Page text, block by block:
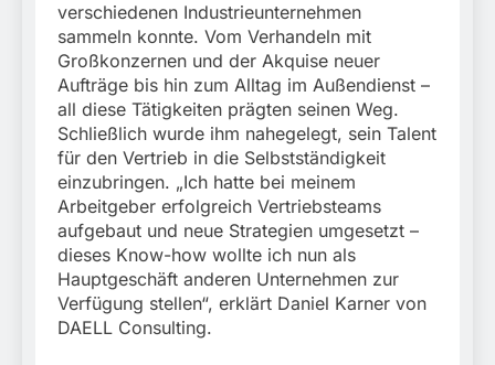
verschiedenen Industrieunternehmen
sammeln konnte. Vom Verhandeln mit
Großkonzernen und der Akquise neuer
Aufträge bis hin zum Alltag im Außendienst –
all diese Tätigkeiten prägten seinen Weg.
Schließlich wurde ihm nahegelegt, sein Talent
für den Vertrieb in die Selbstständigkeit
einzubringen. „Ich hatte bei meinem
Arbeitgeber erfolgreich Vertriebsteams
aufgebaut und neue Strategien umgesetzt –
dieses Know-how wollte ich nun als
Hauptgeschäft anderen Unternehmen zur
Verfügung stellen“, erklärt Daniel Karner von
DAELL Consulting.